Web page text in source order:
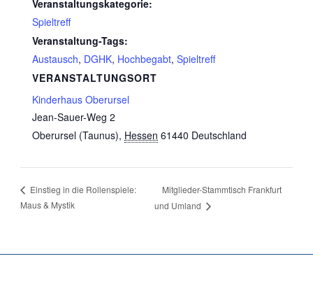
Veranstaltungskategorie:
Spieltreff
Veranstaltung-Tags:
Austausch, DGHK, Hochbegabt,Spieltreff
VERANSTALTUNGSORT
Kinderhaus Oberursel
Jean-Sauer-Weg 2
Oberursel (Taunus), Hessen 61440 Deutschland
Einstieg in die Rollenspiele:
Maus & Mystik
Mitglieder-Stammtisch Frankfurt
und Umland